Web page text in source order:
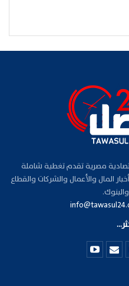
صحيفة اقتصادية مصرية تقدم تغطية شاملة
المال والأعمال والشركات والقطاع